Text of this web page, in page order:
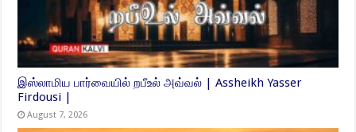
இஸ்லாமிய பார்வையில் றபீஉல் அவ்வல் | Assheikh Yasser
Firdousi |
August 7, 2026